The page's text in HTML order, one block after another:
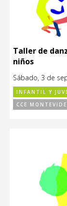
Taller de
niños
Sábado, 3 de
INFANTIL Y
CCE